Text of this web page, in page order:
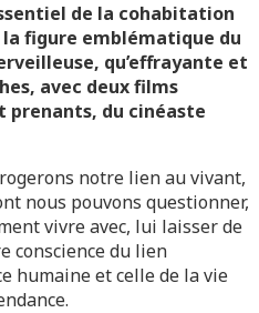
de la cohabitation
figure emblématique du
qu’effrayante et
avec deux films
prenants, du cinéaste
notre lien au vivant,
nous pouvons questionner,
vivre avec, lui laisser de
conscience du lien
humaine et celle de la vie